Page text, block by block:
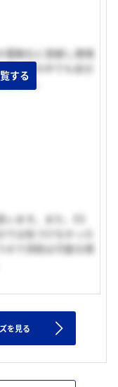
電動化に貢献し環境
。その中でも自分
した。
ます。また、ES
は気づけなかった
ので添削は可能な限
する
を見る